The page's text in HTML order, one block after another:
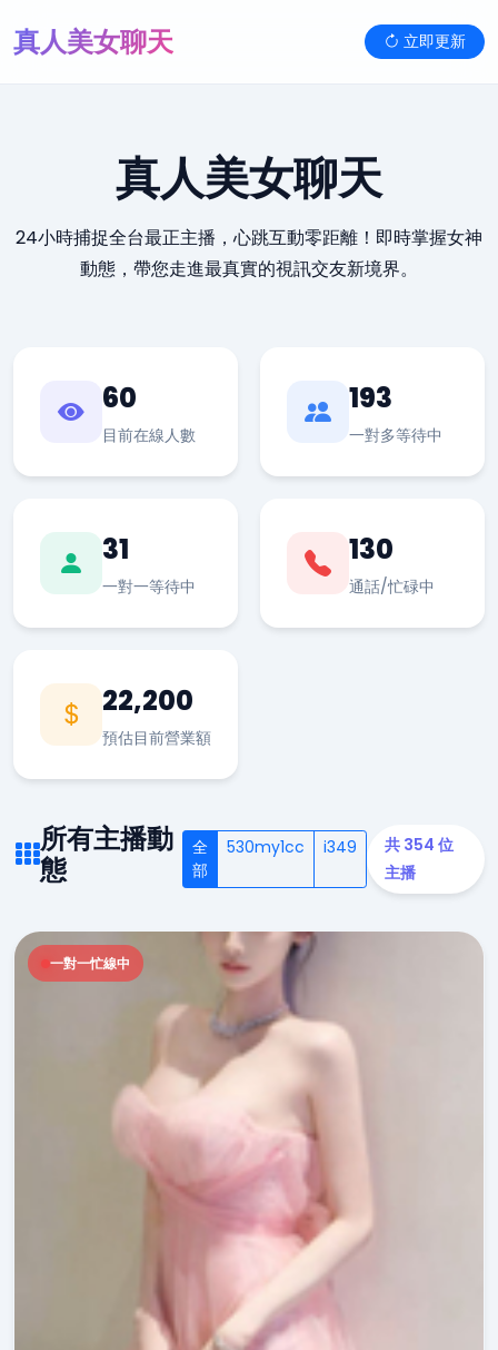
真人美女聊天 立即更新
真人美女聊天
24小時捕捉全台最正主播，心跳互動零距離！即時掌握女神
動態，帶您走進最真實的視訊交友新境界。
60
目前在線人數
193
一對多等待中
31
一對一等待中
130
通話/忙碌中
22,200
預估目前營業額
所有主播動
態
全
部
530my1cc i349
共 354 位
主播
一對一忙線中